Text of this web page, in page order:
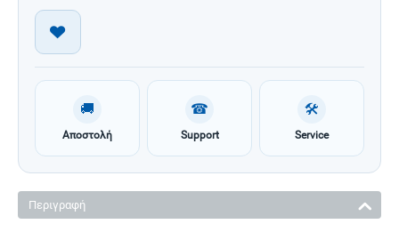
🚚
Αποστολή
☎
Support
🛠
Service
Περιγραφή